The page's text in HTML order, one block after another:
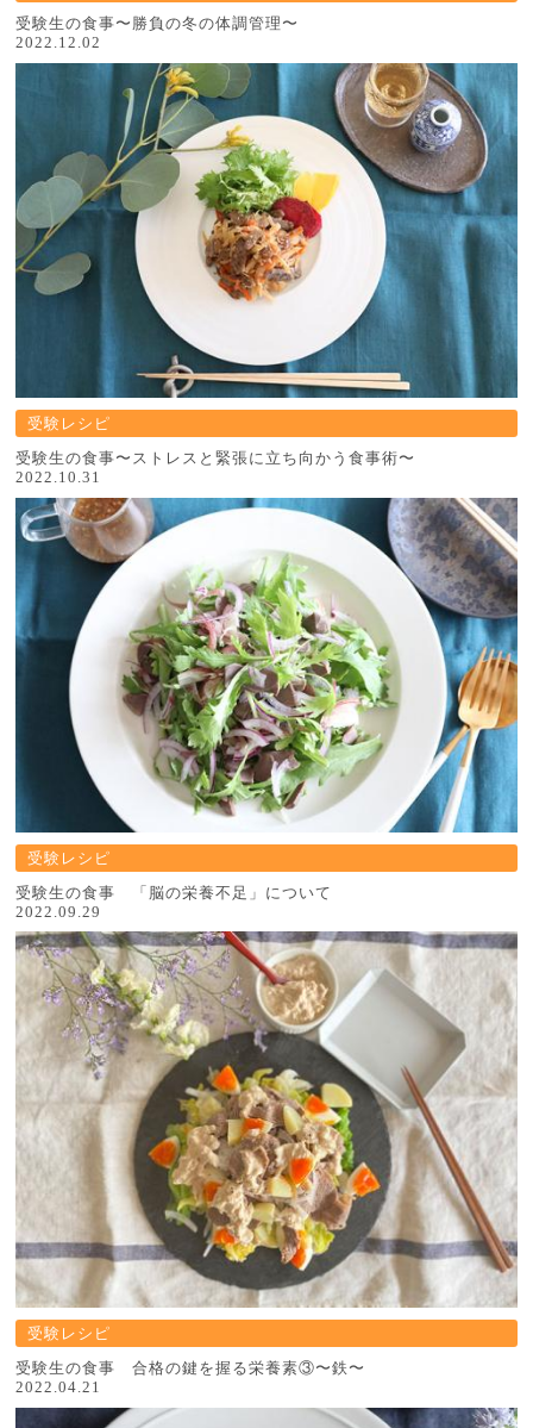
受験生の食事〜勝負の冬の体調管理〜
2022.12.02
受験レシピ
受験生の食事〜ストレスと緊張に立ち向かう食事術〜
2022.10.31
受験レシピ
受験生の食事 「脳の栄養不足」について
2022.09.29
受験レシピ
受験生の食事 合格の鍵を握る栄養素③〜鉄〜
2022.04.21